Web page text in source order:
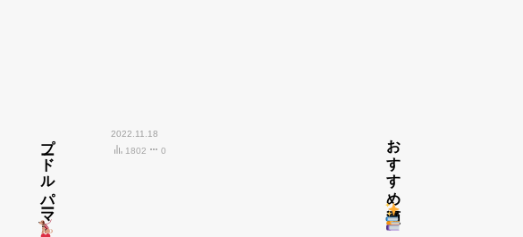
プードルパーマ
2022.11.18
1802
0 おすすめ漫画